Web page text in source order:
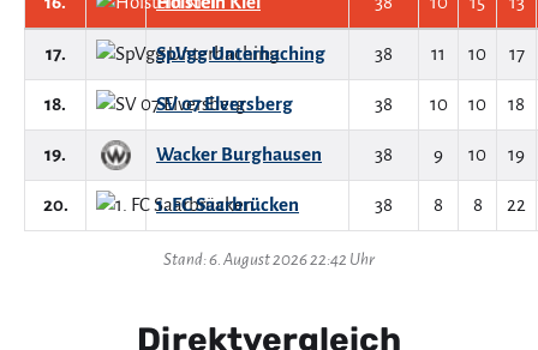
17. SpVgg Unterhaching 38 11 10 17
18. SV 07 Elversberg 38 10 10 18
19. Wacker Burghausen 38 9 10 19
20. 1. FC Saarbrücken 38 8 8 22
Stand: 6. August 2026 22:42 Uhr
Direktvergleich